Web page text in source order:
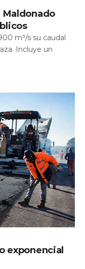
Maldonado
m³/s su caudal
Incluye un
exponencial